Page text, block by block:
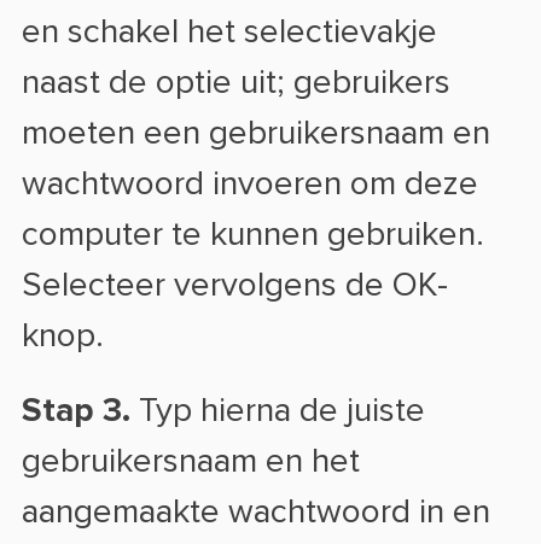
en schakel het selectievakje
naast de optie uit; gebruikers
moeten een gebruikersnaam en
wachtwoord invoeren om deze
computer te kunnen gebruiken.
Selecteer vervolgens de OK-
knop.
Stap 3. Typ hierna de juiste
gebruikersnaam en het
aangemaakte wachtwoord in en